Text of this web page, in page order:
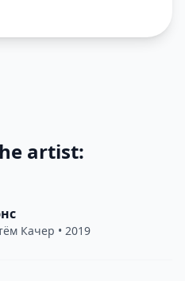
artist:
Качер • 2019